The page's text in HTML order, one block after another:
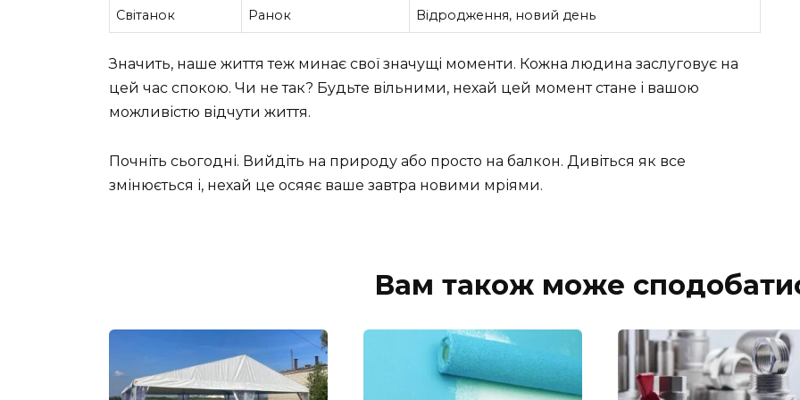
Світанок Ранок Відродження, новий день
Значить, наше життя теж минає свої значущі моменти. Кожна людина заслуговує на
цей час спокою. Чи не так? Будьте вільними, нехай цей момент стане і вашою
можливістю відчути життя.
Почніть сьогодні. Вийдіть на природу або просто на балкон. Дивіться як все
змінюється і, нехай це осяяє ваше завтра новими мріями.
Вам також може